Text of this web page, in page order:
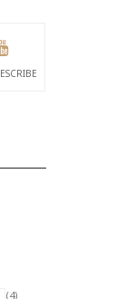
(4)